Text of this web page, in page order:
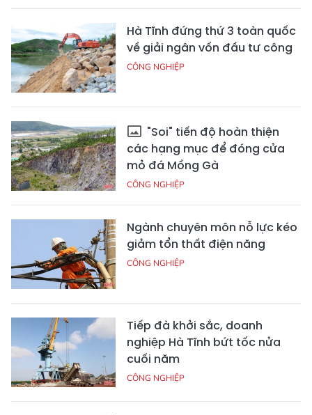
Hà Tĩnh đứng thứ 3 toàn quốc
về giải ngân vốn đầu tư công
CÔNG NGHIỆP
"Soi" tiến độ hoàn thiện
các hạng mục để đóng cửa
mỏ đá Mồng Gà
CÔNG NGHIỆP
Ngành chuyên môn nỗ lực kéo
giảm tổn thất điện năng
CÔNG NGHIỆP
Tiếp đà khởi sắc, doanh
nghiệp Hà Tĩnh bứt tốc nửa
cuối năm
CÔNG NGHIỆP